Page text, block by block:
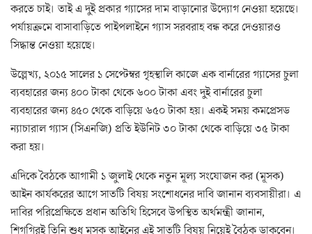
করতে চাই। তাই এ দুই প্রকার গ্যাসের দাম বাড়ানোর উদ্যোগ নেওয়া হয়েছে।
পর্যায়ক্রমে বাসাবাড়িতে পাইপলাইনে গ্যাস সরবরাহ বন্ধ করে দেওয়ারও
সিদ্ধান্ত নেওয়া হয়েছে।
উল্লেখ্য, ২০১৫ সালের ১ সেপ্টেম্বর গৃহস্থালি কাজে এক বার্নারের গ্যাসের চুলা
ব্যবহারের জন্য ৪০০ টাকা থেকে ৬০০ টাকা এবং দুই বার্নারের চুলা
ব্যবহারের জন্য ৪৫০ থেকে বাড়িয়ে ৬৫০ টাকা হয়। একই সময় কমপ্রেসড
ন্যাচারাল গ্যাস (সিএনজি) প্রতি ইউনিট ৩০ টাকা থেকে বাড়িয়ে ৩৫ টাকা
করা হয়।
এদিকে বৈঠকে আগামী ১ জুলাই থেকে নতুন মূল্য সংযোজন কর (মূসক)
আইন কার্যকরের আগে সাতটি বিষয় সংশোধনের দাবি জানান ব্যবসায়ীরা। এ
দাবির পরিপ্রেক্ষিতে প্রধান অতিথি হিসেবে উপস্থিত অর্থমন্ত্রী জানান,
শিগগিরই তিনি শুধু মূসক আইনের এই সাতটি বিষয় নিয়েই বৈঠক ডাকবেন।